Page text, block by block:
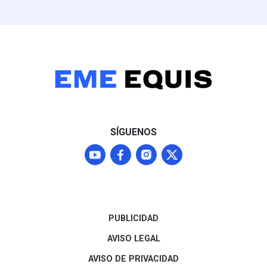
negociaciones para
normalizar los envíos que
SÍGUENOS
PUBLICIDAD
AVISO LEGAL
AVISO DE PRIVACIDAD